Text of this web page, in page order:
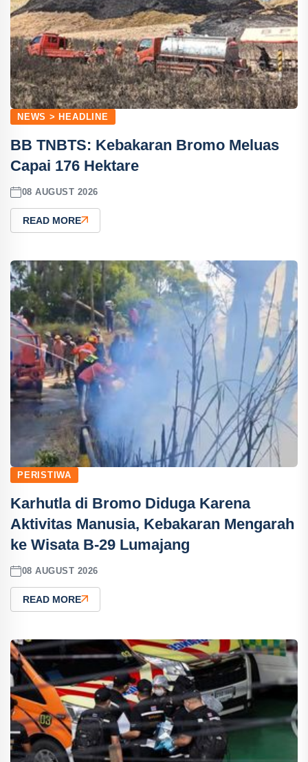
NEWS > HEADLINE
BB TNBTS: Kebakaran Bromo Meluas
Capai 176 Hektare
08 AUGUST 2026
READ MORE
PERISTIWA
Karhutla di Bromo Diduga Karena
Aktivitas Manusia, Kebakaran Mengarah
ke Wisata B-29 Lumajang
08 AUGUST 2026
READ MORE